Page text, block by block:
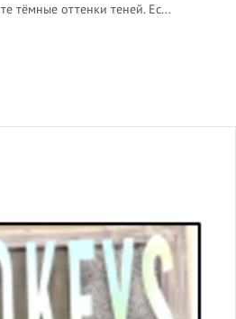
тёмные оттенки теней. Ес...